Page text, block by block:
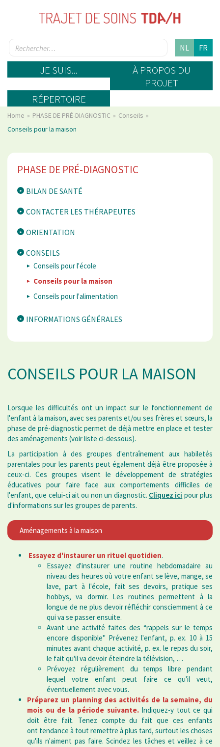
NL FR
JE SUIS...
À PROPOS DU
PROJET
RÉPERTOIRE
Home PHASE DE PRÉ-DIAGNOSTIC
Conseils
Conseils pour la maison
PHASE DE PRÉ-DIAGNOSTIC
BILAN DE SANTÉ
CONTACTER LES THÉRAPEUTES
ORIENTATION
CONSEILS
Conseils pour l'école
Conseils pour la maison
Conseils pour l'alimentation
INFORMATIONS GÉNÉRALES
CONSEILS POUR LA MAISON
Lorsque les difficultés ont un impact sur le fonctionnement de
l'enfant à la maison, avec ses parents et/ou ses frères et sœurs, la
phase de pré-diagnostic permet de déjà mettre en place et tester
des aménagements (voir liste ci-dessous).
La participation à des groupes d'entraînement aux habiletés
parentales pour les parents peut également déjà être proposée à
ceux-ci. Ces groupes visent le développement de stratégies
éducatives pour faire face aux comportements difficiles de
l'enfant, que celui-ci ait ou non un diagnostic. Cliquez ici pour plus
d'informations sur les groupes de parents.
Aménagements à la maison
Essayez d'instaurer un rituel quotidien.
Essayez d'instaurer une routine hebdomadaire au
niveau des heures où votre enfant se lève, mange, se
lave, part à l'école, fait ses devoirs, pratique ses
hobbys, va dormir. Les routines permettent à la
longue de ne plus devoir réfléchir consciemment à ce
qui va se passer ensuite.
Avant une activité faites des “rappels sur le temps
encore disponible" Prévenez l'enfant, p. ex. 10 à 15
minutes avant chaque activité, p. ex. le repas du soir,
le fait qu'il va devoir éteindre la télévision, …
Prévoyez régulièrement du temps libre pendant
lequel votre enfant peut faire ce qu'il veut,
éventuellement avec vous.
Préparez un planning des activités de la semaine, du
mois ou de la période suivante.Indiquez-y tout ce qui
doit être fait. Tenez compte du fait que ces enfants
ont tendance à tout remettre à plus tard, surtout les choses
qu'ils n'aiment pas faire. Scindez les tâches et veillez à ce